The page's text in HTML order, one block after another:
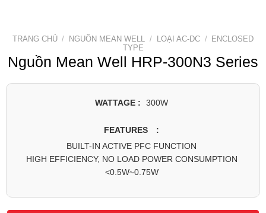
TRANG CHỦ / NGUỒN MEAN WELL / LOẠI AC-DC /
ENCLOSED
TYPE
Nguồn Mean Well HRP-300N3 Series
WATTAGE : 300W
FEATURES :
BUILT-IN ACTIVE PFC FUNCTION
HIGH EFFICIENCY, NO LOAD POWER CONSUMPTION
<0.5W~0.75W